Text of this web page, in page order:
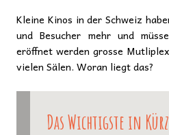
Kleine Kinos in der Schweiz
und Besucher mehr und
eröffnet werden grosse
vielen Sälen. Woran liegt das?
Das Wichtigste in